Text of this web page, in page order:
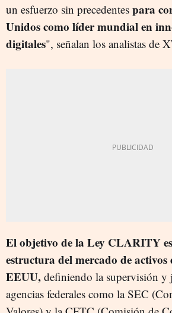
un esfuerzo sin precedentes para
Unidos como líder mundial en
digitales", señalan los analistas de
El objetivo de la Ley CLARITY
estructura del mercado de activos
EEUU, definiendo la supervisión y
agencias federales como la SEC